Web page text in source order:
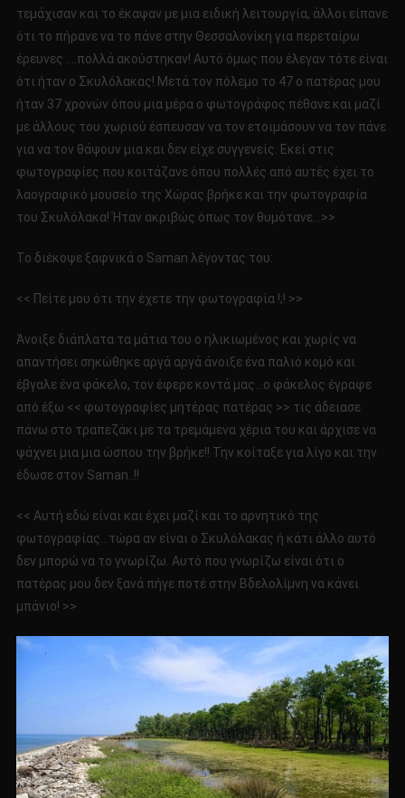
τεμάχισαν και το έκαψαν με μια ειδική λειτουργία, άλλοι είπανε
ότι το πήρανε να το πάνε στην Θεσσαλονίκη για περεταίρω
έρευνες ….πολλά ακούστηκαν! Αυτό όμως που έλεγαν τότε είναι
ότι ήταν ο Σκυλόλακας! Μετά τον πόλεμο το 47 ο πατέρας μου
ήταν 37 χρονών όπου μια μέρα ο φωτογράφος πέθανε και μαζί
με άλλους του χωριού έσπευσαν να τον ετοιμάσουν να τον πάνε
για να τον θάψουν μια και δεν είχε συγγενείς. Εκεί στις
φωτογραφίες που κοιτάζανε όπου πολλές από αυτές έχει το
λαογραφικό μουσείο της Χώρας βρήκε και την φωτογραφία
του Σκυλόλακα! Ήταν ακριβώς όπως τον θυμότανε…>>
Το διέκοψε ξαφνικά ο Saman λέγοντας του:
<< Πείτε μου ότι την έχετε την φωτογραφία !;! >>
Άνοιξε διάπλατα τα μάτια του ο ηλικιωμένος και χωρίς να
απαντήσει σηκώθηκε αργά αργά άνοιξε ένα παλιό κομό και
έβγαλε ένα φάκελο, τον έφερε κοντά μας…ο φάκελος έγραφε
από έξω << φωτογραφίες μητέρας πατέρας >> τις άδειασε
πάνω στο τραπεζάκι με τα τρεμάμενα χέρια του και άρχισε να
ψάχνει μια μια ώσπου την βρήκε!! Την κοίταξε για λίγο και την
έδωσε στον Saman..!!
<< Αυτή εδώ είναι και έχει μαζί και το αρνητικό της
φωτογραφίας…τώρα αν είναι ο Σκυλόλακας ή κάτι άλλο αυτό
δεν μπορώ να το γνωρίζω. Αυτό που γνωρίζω είναι ότι ο
πατέρας μου δεν ξανά πήγε ποτέ στην Βδελολίμνη να κάνει
μπάνιο! >>